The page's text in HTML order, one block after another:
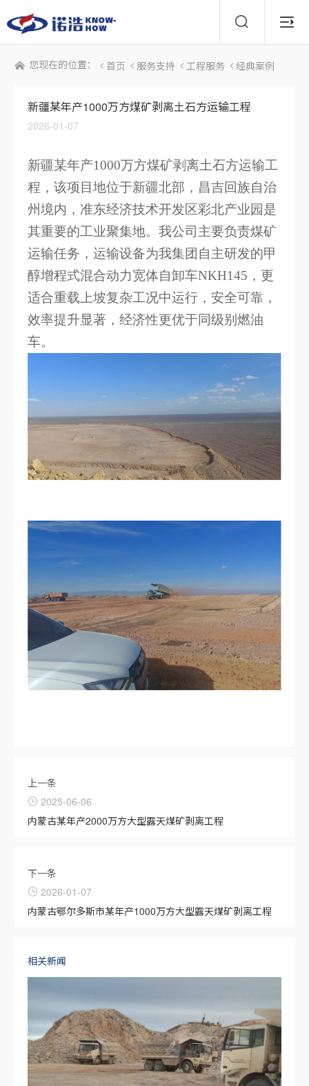
您现在的位置： < 首页 < 服务支持 < 工程服务 < 经典案例
新疆某年产1000万方煤矿剥离土石方运输工程
2026-01-07
新疆某年产1000万方煤矿剥离土石方运输工
程，该项目地位于新疆北部，昌吉回族自治
州境内，准东经济技术开发区彩北产业园是
其重要的工业聚集地。我公司主要负责煤矿
运输任务，运输设备为我集团自主研发的甲
醇增程式混合动力宽体自卸车NKH145，更
适合重载上坡复杂工况中运行，安全可靠，
效率提升显著，经济性更优于同级别燃油
车。
上一条
2025-06-06
内蒙古某年产2000万方大型露天煤矿剥离工程
下一条
2026-01-07
内蒙古鄂尔多斯市某年产1000万方大型露天煤矿剥离工程
相关新闻